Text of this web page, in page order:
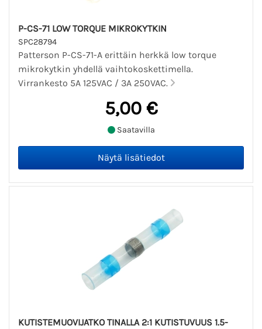
P-CS-71 LOW TORQUE MIKROKYTKIN
SPC28794
Patterson P-CS-71-A erittäin herkkä low torque
mikrokytkin yhdellä vaihtokoskettimella.
Virrankesto 5A 125VAC / 3A 250VAC.
5,00 €
Saatavilla
KUTISTEMUOVIJATKO TINALLA 2:1 KUTISTUVUUS 1.5-